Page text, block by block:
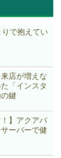
で抱えてい
店が増えな
「インスタ
鍵
！】アクアバ
ーバーで健